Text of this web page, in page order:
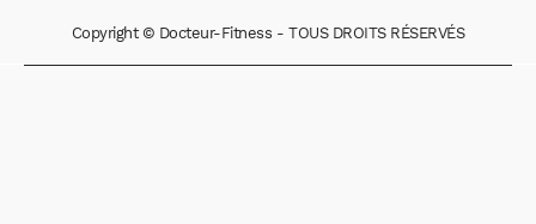
Copyright © Docteur-Fitness - TOUS DROITS RÉSERVÉS